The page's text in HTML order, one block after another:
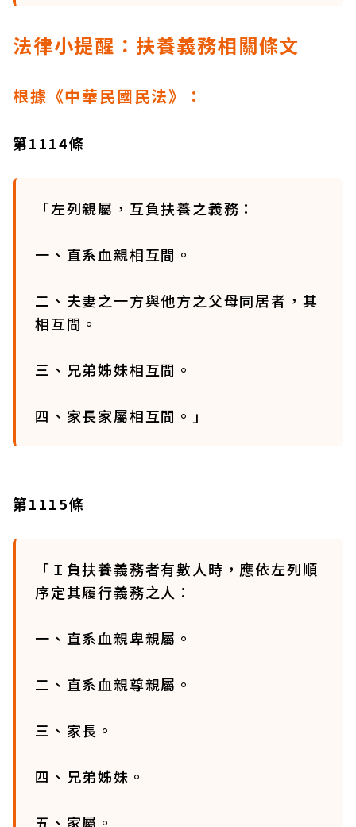
法律小提醒：扶養義務相關條文
根據《中華民國民法》：
第1114條
「左列親屬，互負扶養之義務：
一、直系血親相互間。
二、夫妻之一方與他方之父母同居者，其
相互間。
三、兄弟姊妹相互間。
四、家長家屬相互間。」
第1115條
「Ｉ負扶養義務者有數人時，應依左列順
序定其履行義務之人：
一、直系血親卑親屬。
二、直系血親尊親屬。
三、家長。
四、兄弟姊妹。
五、家屬。